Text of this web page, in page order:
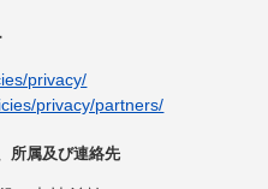
privacy/
privacy/partners/
所属及び連絡先